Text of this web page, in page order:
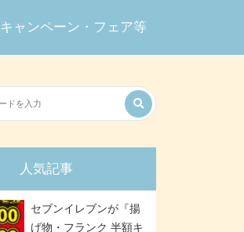
キャンペーン・フェア等
人気記事
セブンイレブンが『揚
げ物・フランク 半額キ